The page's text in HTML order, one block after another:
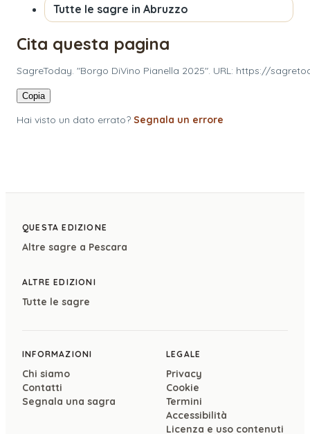
Tutte le sagre in Abruzzo
Cita questa pagina
SagreToday. "Borgo DiVino Pianella 2025". URL: https://
Copia
Hai visto un dato errato? Segnala un errore
QUESTA EDIZIONE
Altre sagre a Pescara
ALTRE EDIZIONI
Tutte le sagre
INFORMAZIONI
Chi siamo
Contatti
Segnala una sagra
LEGALE
Privacy
Cookie
Termini
Accessibilità
Licenza e uso contenuti